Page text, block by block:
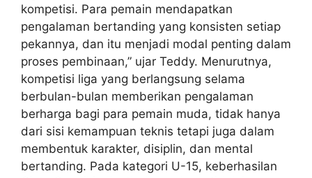
kompetisi. Para pemain mendapatkan
pengalaman bertanding yang konsisten setiap
pekannya, dan itu menjadi modal penting dalam
proses pembinaan,” ujar Teddy. Menurutnya,
kompetisi liga yang berlangsung selama
berbulan-bulan memberikan pengalaman
berharga bagi para pemain muda, tidak hanya
dari sisi kemampuan teknis tetapi juga dalam
membentuk karakter, disiplin, dan mental
bertanding. Pada kategori U-15, keberhasilan